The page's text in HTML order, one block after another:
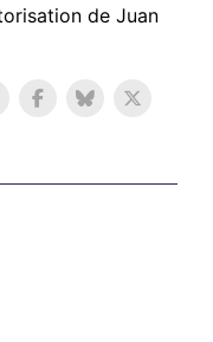
de Juan